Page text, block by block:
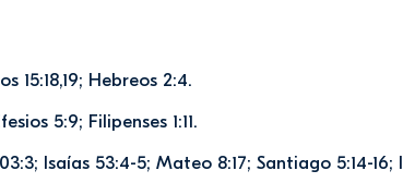
15:18,19; Hebreos 2:4.
5:9; Filipenses 1:11.
Isaías 53:4-5; Mateo 8:17; Santiago 5:14-16; I